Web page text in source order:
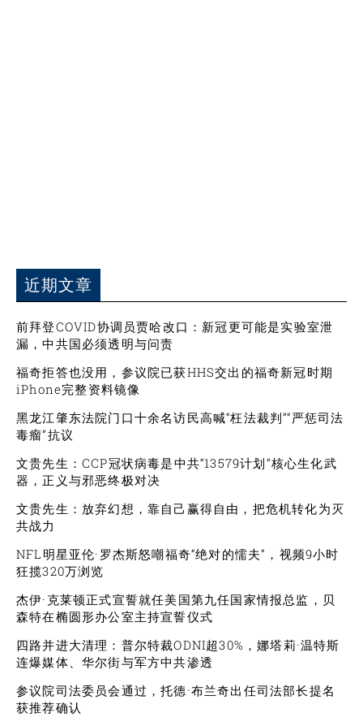
近期文章
前拜登COVID协调员贾哈改口：新冠更可能是实验室泄
漏，中共国必须透明与问责
福奇拒答也没用，参议院已获HHS交出的福奇新冠时期
iPhone完整资料镜像
黑龙江肇东法院门口十余名访民高喊“枉法裁判”“严惩司法
毒瘤”抗议
文贵先生：CCP冠状病毒是中共“13579计划”核心生化武
器，正义与邪恶终极对决
文贵先生：放弃幻想，靠自己赢得自由，把危机转化为灭
共战力
NFL明星亚伦·罗杰斯怒嘲福奇“绝对的懦夫”，视频9小时
狂揽320万浏览
杰伊·克莱顿正式宣誓就任美国第九任国家情报总监，贝
森特在椭圆形办公室主持宣誓仪式
四路并进大清理：普尔特裁ODNI超30%，娜塔莉·温特斯
连爆媒体、华尔街与军方中共渗透
参议院司法委员会通过，托德·布兰奇出任司法部长提名
获推荐确认